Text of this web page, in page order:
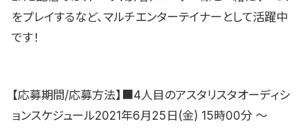
をプレイするなど、マルチエンターテイナーとして活躍中
です！
【応募期間/応募方法】■4人目のアスタリスタオーディシ
ョンスケジュール2021年6月25日(金) 15時00分 〜